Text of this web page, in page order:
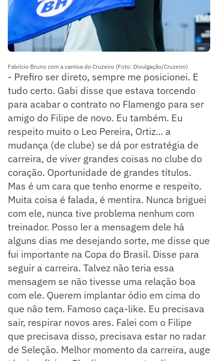
Fabrício Bruno com a camisa do Cruzeiro (Foto: Divulgação/Cruzeiro)
- Prefiro ser direto, sempre me posicionei. E
tudo certo. Gabi disse que estava torcendo
para acabar o contrato no Flamengo para ser
amigo do Filipe de novo. Eu também. Eu
respeito muito o Leo Pereira, Ortiz... a
mudança (de clube) se dá por estratégia de
carreira, de viver grandes coisas no clube do
coração. Oportunidade de grandes títulos.
Mas é um cara que tenho enorme e respeito.
Muita coisa é falada, é mentira. Nunca briguei
com ele, nunca tive problema nenhum com
treinador. Posso ler a mensagem dele há
alguns dias me desejando sorte, me disse que
fui importante na Copa do Brasil. Disse para
seguir a carreira. Talvez não teria essa
mensagem se não tivesse uma relação boa
com ele. Querem implantar ódio em cima do
que não tem. Famoso caça-like. Eu precisava
sair, respirar novos ares. Falei com o Filipe
que precisava disso, precisava estar no radar
de Seleção. Melhor momento da carreira, auge